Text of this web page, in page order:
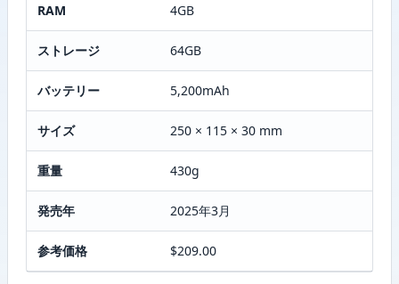
RAM 4GB
ストレージ 64GB
バッテリー 5,200mAh
サイズ 250 × 115 × 30 mm
重量 430g
発売年 2025年3月
参考価格 $209.00